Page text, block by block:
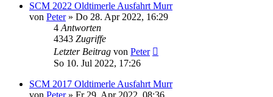
SCM 2022 Oldtimerle Ausfahrt Murr
von Peter» Do 28. Apr 2022, 16:29
4 Antworten
4343 Zugriffe
Letzter Beitrag von Peter
So 10. Jul 2022, 17:26
SCM 2017 Oldtimerle Ausfahrt Murr
von Peter» Fr 29. Apr 2022, 08:36